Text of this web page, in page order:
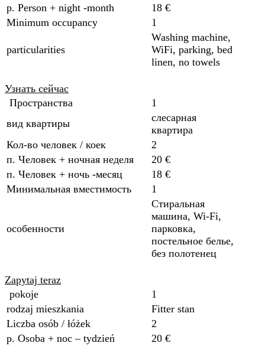
p. Person + night -month
18 €
Minimum occupancy
1
particularities
Washing machine,
WiFi, parking, bed
linen, no towels
Узнать сейчас
Пространства
1
вид квартиры
слесарная
квартира
Кол-во человек / коек
2
п. Человек + ночная неделя
20 €
п. Человек + ночь -месяц
18 €
Минимальная вместимость
1
особенности
Стиральная
машина, Wi-Fi,
парковка,
постельное белье,
без полотенец
Zapytaj teraz
pokoje
1
rodzaj mieszkania
Fitter stan
Liczba osób / łóżek
2
p. Osoba + noc – tydzień
20 €